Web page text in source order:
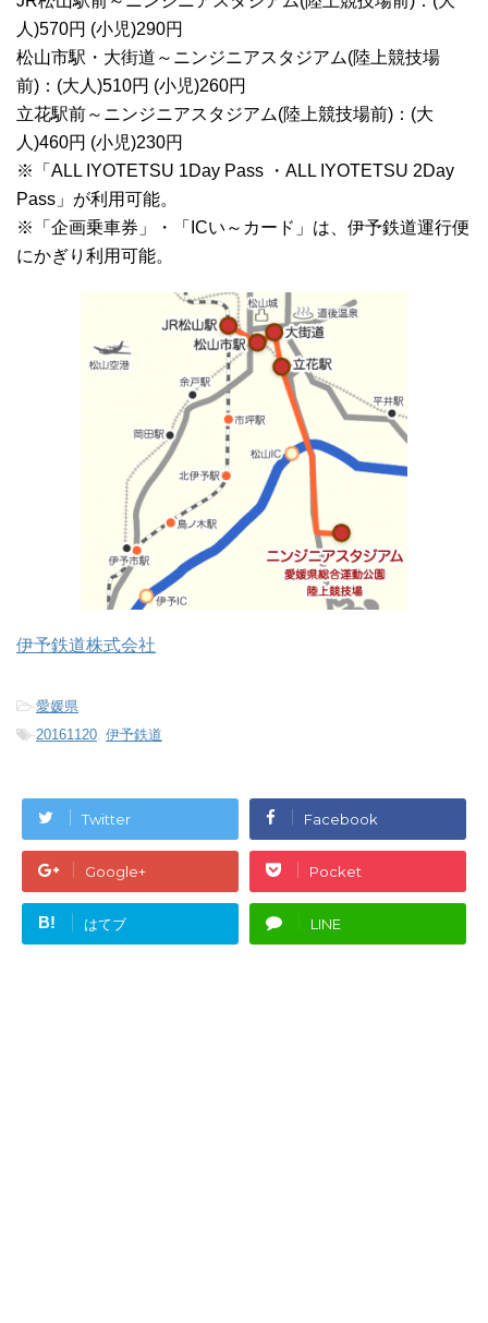
人)570円 (小児)290円
松山市駅・大街道～ニンジニアスタジアム(陸上競技場
前)：(大人)510円 (小児)260円
立花駅前～ニンジニアスタジアム(陸上競技場前)：(大
人)460円 (小児)230円
※「ALL IYOTETSU 1Day Pass ・ALL IYOTETSU 2Day
Pass」が利用可能。
※「企画乗車券」・「ICい～カード」は、伊予鉄道運行便
にかぎり利用可能。
伊予鉄道株式会社
-愛媛県
-20161120, 伊予鉄道
Twitter Facebook
Google+ Pocket
B! はてブ LINE